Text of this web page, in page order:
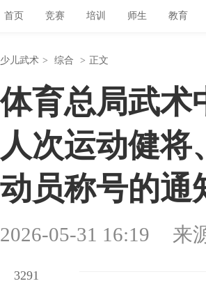
首页 竞赛 培训 师生 教育
少儿武术 > 综合 > 正文
体育总局武术
人次运动健将
动员称号的通
2026-05-31 16:19 来
3291